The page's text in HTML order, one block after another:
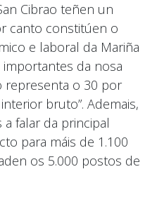
Cibrao teñen un
canto constitúen o
e laboral da Mariña
da nosa
representa o 30 por
bruto”. Ademais,
falar da principal
para máis de 1.100
os 5.000 postos de